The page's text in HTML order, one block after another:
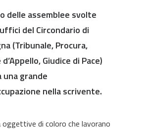
delle assemblee svolte
del Circondario di
(Tribunale, Procura,
Giudice di Pace)
una grande
nella scrivente.
di coloro che lavorano